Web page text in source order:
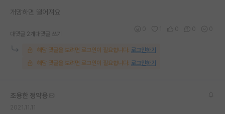
이벤트
재팬라운지 🌸
개망하면 떨어져요
대댓글 2개 대댓글 쓰기
해당 댓글을 보려면 로그인이 필요합니다. 로그인하기
해당 댓글을 보려면 로그인이 필요합니다. 로그인하기
조용한 정약용